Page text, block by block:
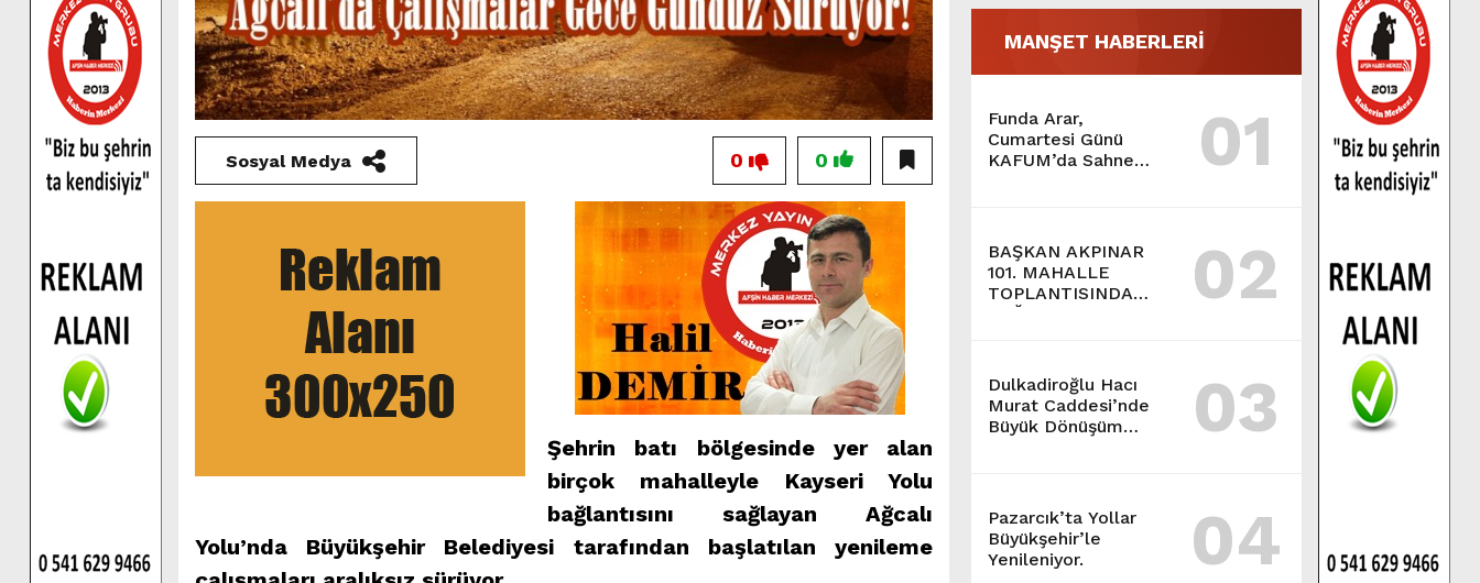
MANŞET HABERLERİ
Funda Arar,
Cumartesi Günü
KAFUM’da Sahne
01
BAŞKAN AKPINAR
101. MAHALLE
TOPLANTISINDA
BAĞLARBAŞI
BULUŞTU.
02
Dulkadiroğlu Hacı
Murat Caddesi’nde
Büyük Dönüşüm
03
Pazarcık’ta Yollar
Büyükşehir’le
Yenileniyor.
04
Sosyal Medya 0
0
Şehrin batı bölgesinde yer alan
birçok mahalleyle Kayseri Yolu
bağlantısını sağlayan Ağcalı
Yolu’nda Büyükşehir Belediyesi tarafından başlatılan yenileme